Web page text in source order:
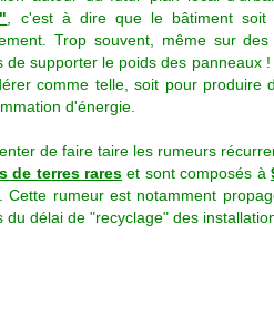
, c'est à dire que le bâtiment
Trop souvent, même sur
de supporter le poids des panneaux
comme telle, soit pour produire
d'énergie.
de faire taire les rumeurs
de terres rares et sont composés à
Cette rumeur est notamment
du délai de "recyclage" des